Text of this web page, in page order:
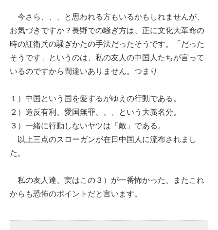
今さら、、、と思われる方もいるかもしれませんが、
お気づきですか？長野での騒ぎ方は、正に文化大革命の
時の紅衛兵の騒ぎかたの手法だったそうです。「だった
そうです」というのは、私の友人の中国人たちが言って
いるのですから間違いありません。つまり
１）中国という国を愛するがゆえの行動である。
２）造反有利、愛国無罪、、、という大義名分。
３）一緒に行動しないヤツは「敵」である。
以上三点のスローガンが在日中国人に流布されまし
た。
私の友人達、実はこの３）が一番怖かった、またこれ
からも恐怖のポイントだと言います。